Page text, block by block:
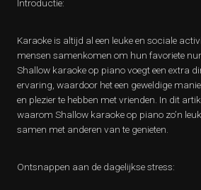
Introductie:
Karaoke is altijd al een leuke en sociale
mensen samenkomen om hun favoriete
Shallow karaoke op piano voegt een extra
ervaring, waardoor het een geweldige
en plezier te hebben met vrienden. In dit
waarom Shallow karaoke op piano zo’n
samen met anderen van te genieten.
Ontsnappen aan de dagelijkse stress: